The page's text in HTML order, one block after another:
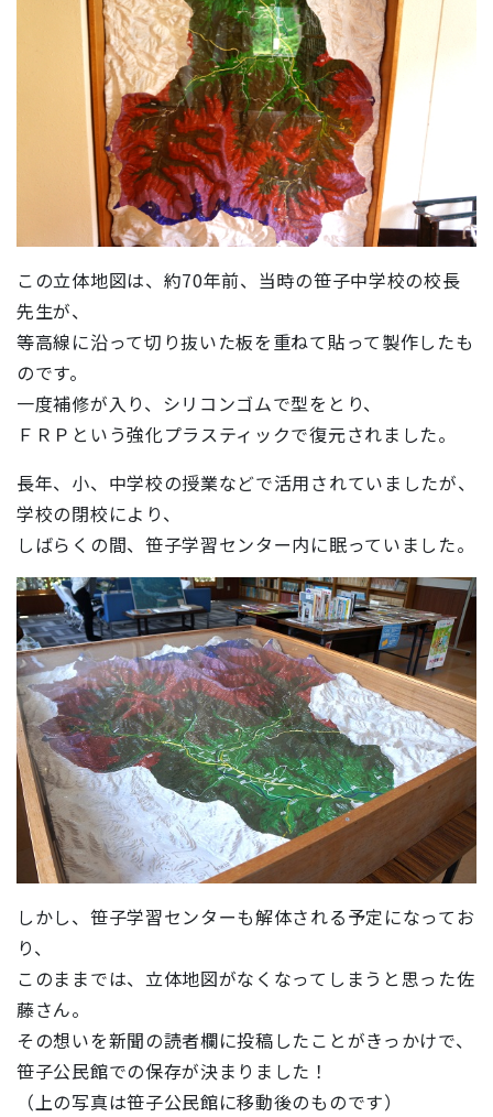
この立体地図は、約70年前、当時の笹子中学校の校長
先生が、
等高線に沿って切り抜いた板を重ねて貼って製作したも
のです。
一度補修が入り、シリコンゴムで型をとり、
ＦＲＰという強化プラスティックで復元されました。
長年、小、中学校の授業などで活用されていましたが、
学校の閉校により、
しばらくの間、笹子学習センター内に眠っていました。
しかし、笹子学習センターも解体される予定になってお
り、
このままでは、立体地図がなくなってしまうと思った佐
藤さん。
その想いを新聞の読者欄に投稿したことがきっかけで、
笹子公民館での保存が決まりました！
（上の写真は笹子公民館に移動後のものです）